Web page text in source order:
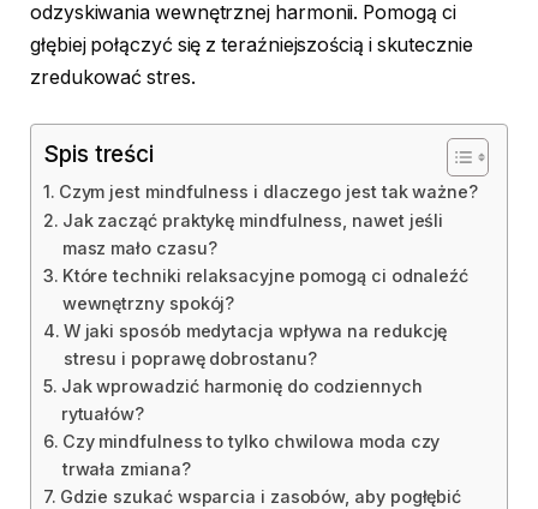
odzyskiwania wewnętrznej harmonii. Pomogą ci
głębiej połączyć się z teraźniejszością i skutecznie
zredukować stres.
Spis treści
Czym jest mindfulness i dlaczego jest tak ważne?
Jak zacząć praktykę mindfulness, nawet jeśli
masz mało czasu?
Które techniki relaksacyjne pomogą ci odnaleźć
wewnętrzny spokój?
W jaki sposób medytacja wpływa na redukcję
stresu i poprawę dobrostanu?
Jak wprowadzić harmonię do codziennych
rytuałów?
Czy mindfulness to tylko chwilowa moda czy
trwała zmiana?
Gdzie szukać wsparcia i zasobów, aby pogłębić